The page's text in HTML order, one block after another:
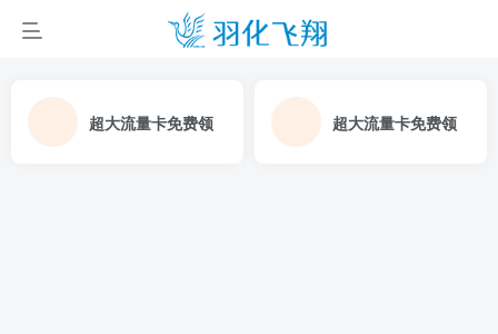
超大流量卡免费领 超大流量卡免费领